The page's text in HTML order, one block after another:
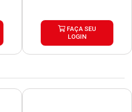
FAÇA SEU
LOGIN